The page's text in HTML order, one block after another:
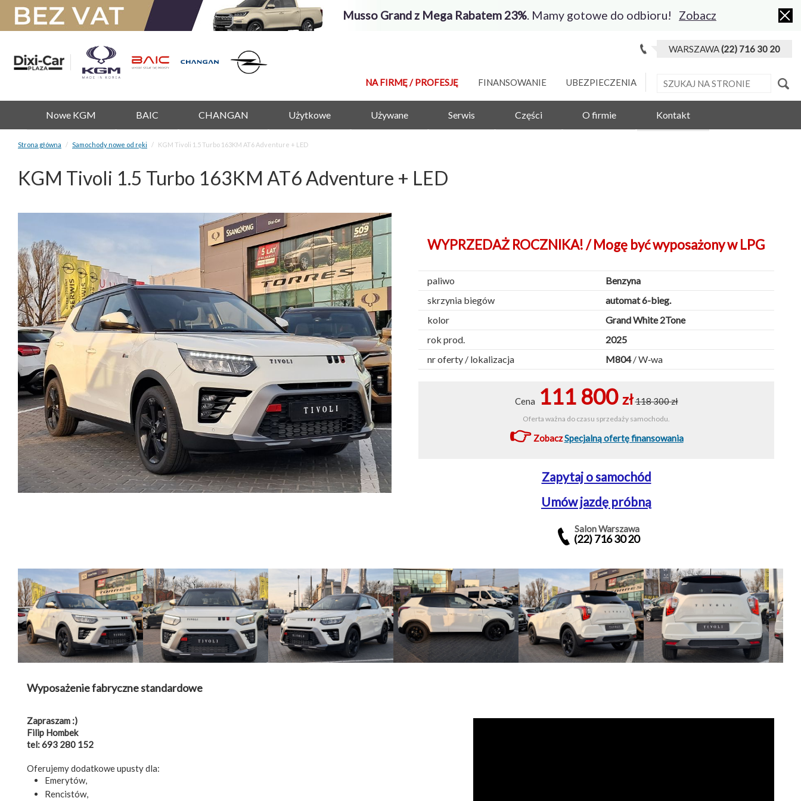
Musso Grand z Mega Rabatem 23%. Mamy gotowe do odbioru! Zobacz
WARSZAWA(22) 716 30 20
NA FIRMĘ / PROFESJĘ FINANSOWANIE UBEZPIECZENIA
Nowe KGM BAIC CHANGAN Użytkowe Używane Serwis Części O firmie Kontakt
Strona główna Samochody nowe od ręki KGM Tivoli 1.5 Turbo 163KM AT6 Adventure + LED
KGM Tivoli 1.5 Turbo 163KM AT6 Adventure + LED
WYPRZEDAŻ ROCZNIKA! / Mogę być wyposażony w LPG
paliwo
Benzyna
skrzynia biegów
automat 6-bieg.
kolor
Grand White 2Tone
rok prod.
2025
nr oferty / lokalizacja
M804/ W‑wa
Cena 111 800 zł118 300 zł
Oferta ważna do czasu sprzedaży samochodu.
👉ZobaczSpecjalną ofertę finansowania
Zapytaj o samochód
Umów jazdę próbną
Salon Warszawa
(22) 716 30 20
Wyposażenie fabryczne standardowe
Zapraszam :)
Filip Hombek
tel: 693 280 152
Oferujemy dodatkowe upusty dla:
Emerytów,
Rencistów,